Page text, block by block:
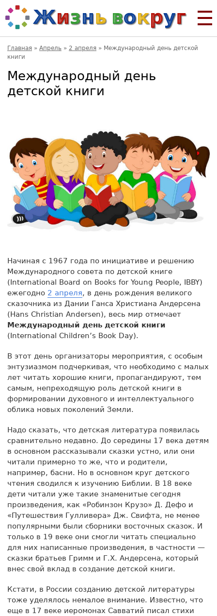
Главная » Апрель » 2 апреля » Международный день детской
книги
Международный день
детской книги
Начиная с 1967 года по инициативе и решению
Международного совета по детской книге
(International Board on Books for Young People, IBBY)
ежегодно 2 апреля, в день рождения великого
сказочника из Дании Ганса Христиана Андерсена
(Hans Christian Andersen), весь мир отмечает
Международный день детской книги
(International Children’s Book Day).
В этот день организаторы мероприятия, с особым
энтузиазмом подчеркивая, что необходимо с малых
лет читать хорошие книги, пропагандируют, тем
самым, непреходящую роль детской книги в
формировании духовного и интеллектуального
облика новых поколений Земли.
Надо сказать, что детская литература появилась
сравнительно недавно. До середины 17 века детям
в основном рассказывали сказки устно, или они
читали примерно то же, что и родители,
например, басни. Но в основном круг детского
чтения сводился к изучению Библии. В 18 веке
дети читали уже такие знаменитые сегодня
произведения, как «Робинзон Крузо» Д. Дефо и
«Путешествия Гулливера» Дж. Свифта, не менее
популярными были сборники восточных сказок. И
только в 19 веке они смогли читать специально
для них написанные произведения, в частности —
сказки братьев Гримм и Г.Х. Андерсена, который
внес свой вклад в создание детской книги.
Кстати, в России созданию детской литературы
тоже уделялось немалое внимание. Известно, что
еще в 17 веке иеромонах Савватий писал стихи